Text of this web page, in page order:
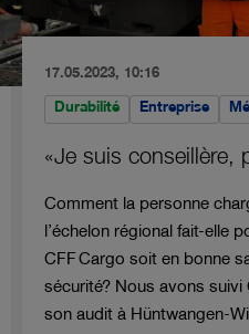
17.05.2023, 10:16
Durabilité Entreprise
«Je suis conseillère,
Comment la personne
l’échelon régional fait-elle
CFF Cargo soit en bonne
sécurité? Nous avons suivi
son audit à Hüntwangen-